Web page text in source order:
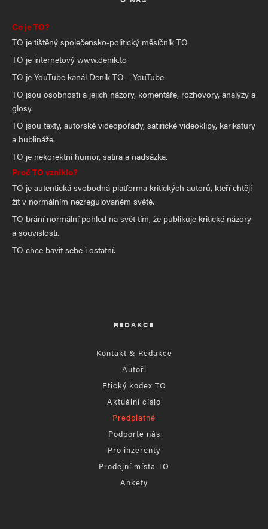
Co je TO?
TO je tištěný společensko-politický měsíčník TO
TO je internetový www.denik.to
TO je YouTube kanál Deník TO – YouTube
TO jsou osobnosti a jejich názory, komentáře, rozhovory, analýzy a
glosy.
TO jsou texty, autorské videopořady, satirické videoklipy, karikatury
a bublináže.
TO je nekorektní humor, satira a nadsázka.
Proč TO vzniklo?
TO je autentická svobodná platforma kritických autorů, kteří chtějí
žít v normálním nezregulovaném světě.
TO brání normální pohled na svět tím, že publikuje kritické názory
a souvislosti.
TO chce bavit sebe i ostatní.
REDAKCE
Kontakt & Redakce
Autoři
Etický kodex TO
Aktuální číslo
Předplatné
Podpořte nás
Pro inzerenty
Prodejní místa TO
Ankety